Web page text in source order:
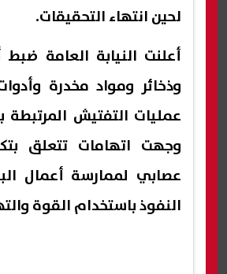
لحين انتهاء التحقيقات.
أعلنت النيابة العامة
وذخائر ومواد مخدرة
عمليات التفتيش المرتبطة
وجهت اتهامات تتعلق
عصابي لممارسة أعمال
النفوذ باستخدام القوة